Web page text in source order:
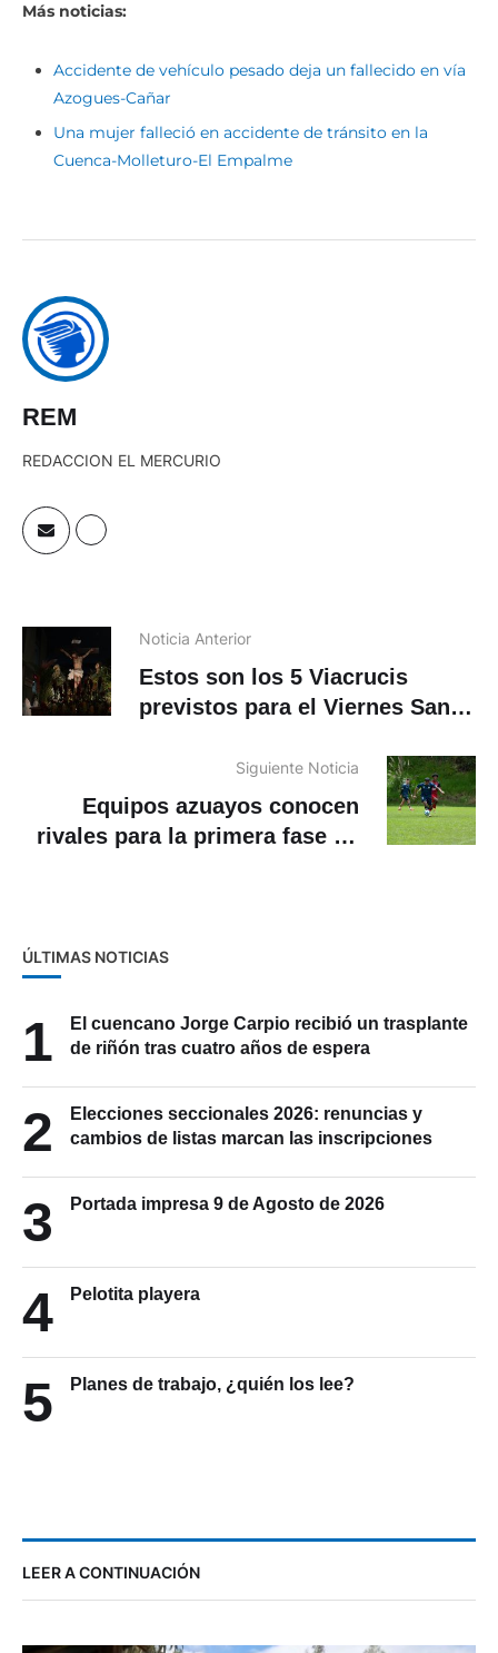
Más noticias:
Accidente de vehículo pesado deja un fallecido en vía
Azogues-Cañar
Una mujer falleció en accidente de tránsito en la
Cuenca-Molleturo-El Empalme
REM
REDACCION EL MERCURIO
Noticia Anterior
Estos son los 5 Viacrucis
previstos para el Viernes Santo
Siguiente Noticia
Equipos azuayos conocen
rivales para la primera fase de
ÚLTIMAS NOTICIAS
1
El cuencano Jorge Carpio recibió un trasplante
de riñón tras cuatro años de espera
2
Elecciones seccionales 2026: renuncias y
cambios de listas marcan las inscripciones
3 Portada impresa 9 de Agosto de 2026
4 Pelotita playera
5 Planes de trabajo, ¿quién los lee?
LEER A CONTINUACIÓN